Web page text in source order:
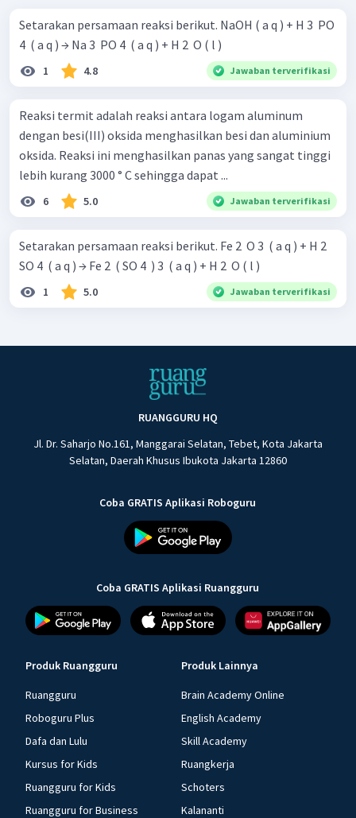
Setarakan persamaan reaksi berikut. NaOH ( a q ) + H 3 ​ PO
4 ​ ( a q ) → Na 3 ​ PO 4 ​ ( a q ) + H 2 ​ O ( l )
1 4.8 Jawaban terverifikasi
Reaksi termit adalah reaksi antara logam aluminum
dengan besi(III) oksida menghasilkan besi dan aluminium
oksida. Reaksi ini menghasilkan panas yang sangat tinggi
lebih kurang 3000 ° C sehingga dapat ...
6 5.0 Jawaban terverifikasi
Setarakan persamaan reaksi berikut. Fe 2 ​ O 3 ​ ( a q ) + H 2 ​
SO 4 ​ ( a q ) → Fe 2 ​ ( SO 4 ​ ) 3 ​ ( a q ) + H 2 ​ O ( l )
1 5.0 Jawaban terverifikasi
RUANGGURU HQ
Jl. Dr. Saharjo No.161, Manggarai Selatan, Tebet, Kota Jakarta
Selatan, Daerah Khusus Ibukota Jakarta 12860
Coba GRATIS Aplikasi Roboguru
Coba GRATIS Aplikasi Ruangguru
Produk Ruangguru
Ruangguru
Roboguru Plus
Dafa dan Lulu
Kursus for Kids
Ruangguru for Kids
Ruangguru for Business
Produk Lainnya
Brain Academy Online
English Academy
Skill Academy
Ruangkerja
Schoters
Kalananti